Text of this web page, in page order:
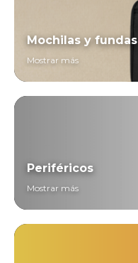
Mochilas y fundas
Mostrar más
Periféricos
Mostrar más